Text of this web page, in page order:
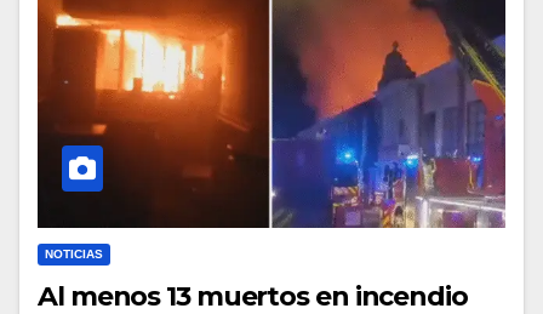
NOTICIAS
Al menos 13 muertos en incendio